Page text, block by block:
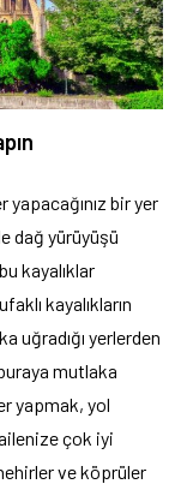
bir yer
dağ yürüyüşü
kayalıklar
kayalıkların
uğradığı yerlerden
mutlaka
yapmak, yol
çok iyi
ve köprüler